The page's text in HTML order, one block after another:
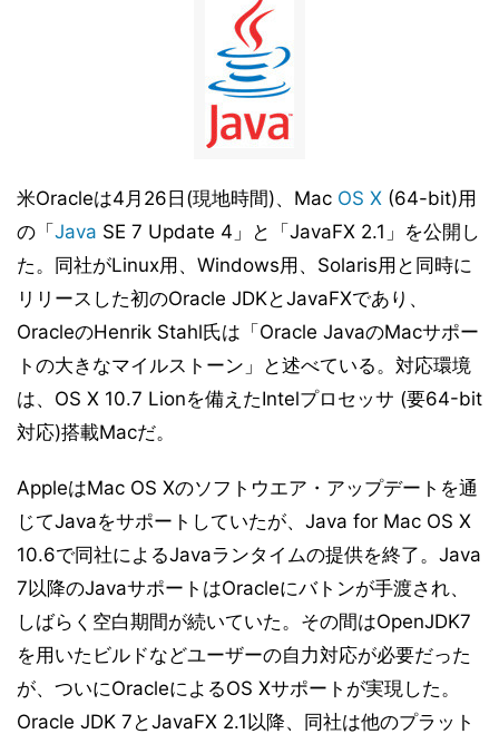
米Oracleは4月26日(現地時間)、Mac OS X (64-bit)用
の「 Java SE 7 Update 4」と「JavaFX 2.1」を公開し
た。同社がLinux用、Windows用、Solaris用と同時に
リリースした初のOracle JDKとJavaFXであり、
OracleのHenrik Stahl氏は「Oracle JavaのMacサポー
トの大きなマイルストーン」と述べている。対応環境
は、OS X 10.7 Lionを備えたIntelプロセッサ (要64-bit
対応)搭載Macだ。
AppleはMac OS Xのソフトウエア・アップデートを通
じてJavaをサポートしていたが、Java for Mac OS X
10.6で同社によるJavaランタイムの提供を終了。Java
7以降のJavaサポートはOracleにバトンが手渡され、
しばらく空白期間が続いていた。その間はOpenJDK7
を用いたビルドなどユーザーの自力対応が必要だった
が、ついにOracleによるOS Xサポートが実現した。
Oracle JDK 7とJavaFX 2.1以降、同社は他のプラット